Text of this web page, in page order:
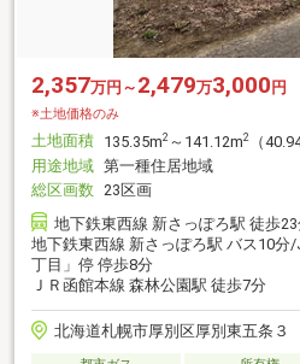
2,357万円～ 2,479万3,000 円
※土地価格のみ
土地面積 135.35m2 ～141.12m2
（
用途地域 第一種住居地域
総区画数 23区画
地下鉄東西線 新さっぽろ駅 徒歩23
地下鉄東西線 新さっぽろ駅 バス10分
丁目」停 停歩8分
ＪＲ函館本線 森林公園駅 徒歩7分
北海道札幌市厚別区厚別東五条３